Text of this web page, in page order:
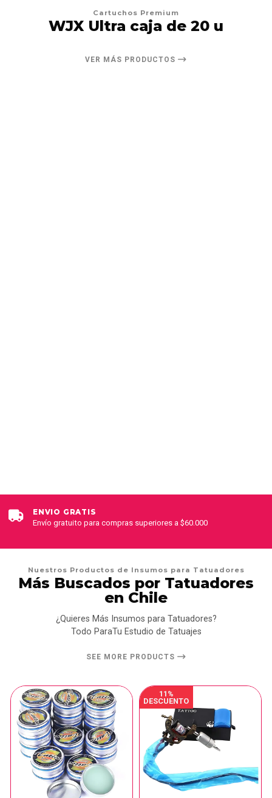
Cartuchos Premium
WJX Ultra caja de 20 u
VER MÁS PRODUCTOS
ENVÍO GRATIS
Envío gratuito para compras superiores a $60.000
Nuestros Productos de Insumos para Tatuadores
Más Buscados por Tatuadores
en Chile
¿Quieres Más Insumos para Tatuadores?
Todo ParaTu Estudio de Tatuajes
SEE MORE PRODUCTS
11%
DESCUENTO